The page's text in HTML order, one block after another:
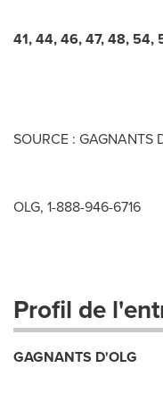
41, 44, 46, 47, 48, 54,
SOURCE : GAGNANTS
OLG, 1-888-946-6716
Profil de
GAGNANTS D'OLG